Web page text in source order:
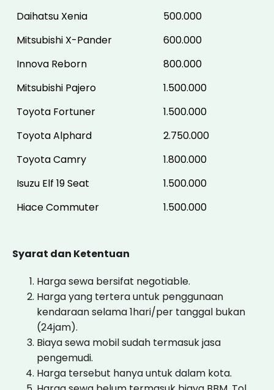
Daihatsu Xenia
500.000
Mitsubishi X-Pander
600.000
Innova Reborn
800.000
Mitsubishi Pajero
1.500.000
Toyota Fortuner
1.500.000
Toyota Alphard
2.750.000
Toyota Camry
1.800.000
Isuzu Elf 19 Seat
1.500.000
Hiace Commuter
1.500.000
Syarat dan Ketentuan
Harga sewa bersifat negotiable.
Harga yang tertera untuk penggunaan
kendaraan selama 1hari/per tanggal bukan
(24jam).
Biaya sewa mobil sudah termasuk jasa
pengemudi.
Harga tersebut hanya untuk dalam kota.